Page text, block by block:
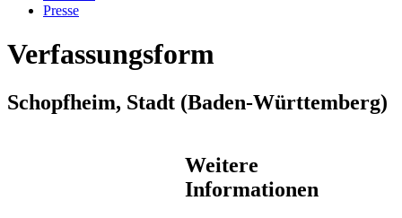
Presse
Verfassungsform
Schopfheim, Stadt (Baden-Württemberg)
Weitere
Informationen